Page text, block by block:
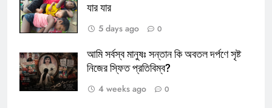
যার যার
5 days ago
0
আমি সর্বস্ব মানুষঃ সন্তান কি অবতল দর্পণে সৃষ্ট
নিজের স্ফিত প্রতিবিম্ব?
4 weeks ago
0